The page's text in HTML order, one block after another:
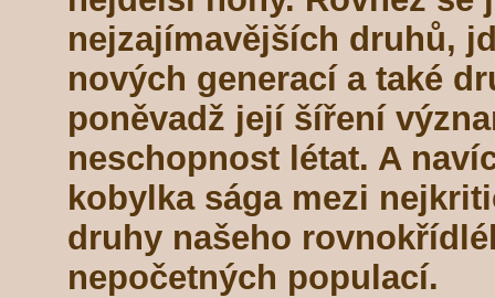
nejzajímavějších druhů,
nových generací a také
poněvadž její šíření
neschopnost létat. A
kobylka sága mezi
druhy našeho
nepočetných populací.